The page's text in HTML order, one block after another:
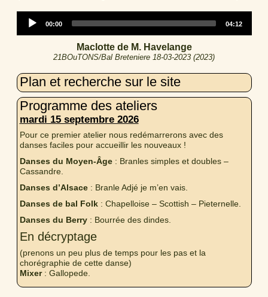
Player
Current
00:00
Total
04:12
Maclotte de M. Havelange
21BOuTONS/Bal Breteniere 18-03-2023 (2023)
Plan et recherche sur le site
Programme des ateliers
mardi 15 septembre 2026
Pour ce premier atelier nous redémarrerons avec des
danses faciles pour accueillir les nouveaux !
Danses du Moyen-Âge: Branles simples et doubles –
Cassandre.
Danses d’Alsace: Branle Adjé je m’en vais.
Danses de bal Folk: Chapelloise – Scottish – Pieternelle.
Danses du Berry: Bourrée des dindes.
En décryptage
(prenons un peu plus de temps pour les pas et la
chorégraphie de cette danse)
Mixer: Gallopede.